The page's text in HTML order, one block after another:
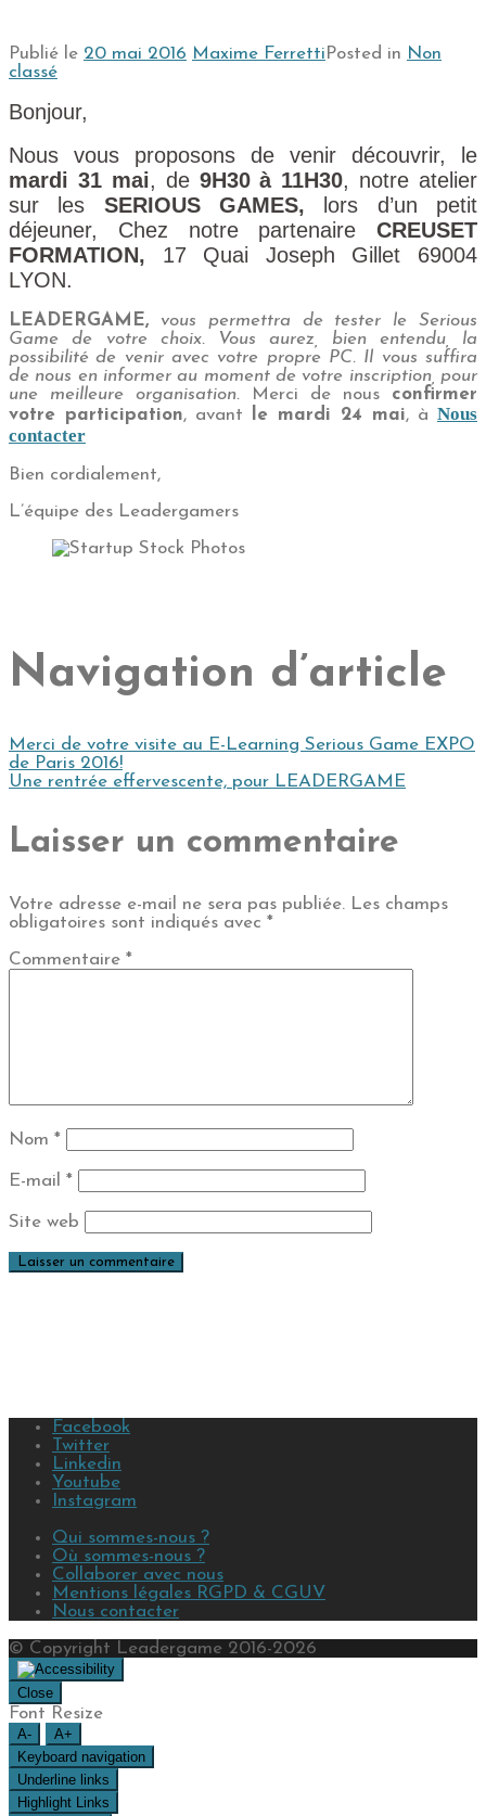
Publié le 20 mai 2016 Maxime Ferretti Posted in Non
classé
Bonjour,
Nous vous proposons de venir découvrir, le
mardi 31 mai, de 9H30 à 11H30, notre atelier
sur les SERIOUS GAMES,
lors d’un petit
déjeuner, Chez notre partenaire CREUSET
FORMATION, 17 Quai Joseph Gillet 69004
LYON.
LEADERGAME, vous permettra de tester le Serious
Game de votre choix. Vous aurez, bien entendu, la
possibilité de venir avec votre propre PC. Il vous suffira
de nous en informer au moment de votre inscription, pour
une meilleure organisation. Merci de nous confirmer
votre participation, avant le mardi 24 mai, à Nous
contacter
Bien cordialement,
L’équipe des Leadergamers
Navigation d’article
Merci de votre visite au E-Learning Serious Game EXPO
de Paris 2016!
Une rentrée effervescente, pour LEADERGAME
Laisser un commentaire
Votre adresse e-mail ne sera pas publiée. Les champs
obligatoires sont indiqués avec *
Commentaire *
Nom *
E-mail *
Site web
Facebook
Twitter
Linkedin
Youtube
Instagram
Qui sommes-nous ?
Où sommes-nous ?
Collaborer avec nous
Mentions légales RGPD & CGUV
Nous contacter
© Copyright Leadergame 2016-2026
Close
Font Resize
A-
A+
Keyboard navigation
Underline links
Highlight Links